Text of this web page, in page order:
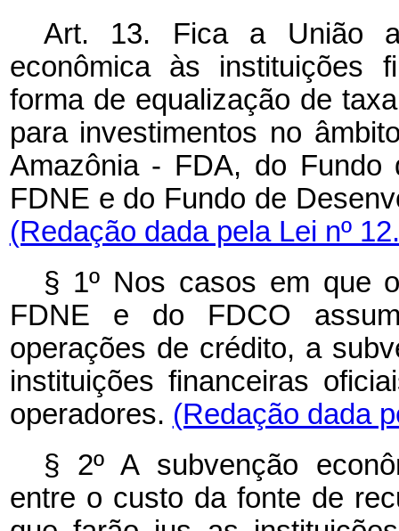
Art. 13. Fica a União
econômica às instituições
forma de equalização de
para investimentos no
Amazônia - FDA, do Fundo
FDNE e do Fundo de
(Redação dada pela Lei nº
§ 1º Nos casos em que
FDNE e do FDCO
operações de crédito, a
instituições financeiras
operadores. (Redação dada
§ 2º A subvenção
entre o custo da fonte de